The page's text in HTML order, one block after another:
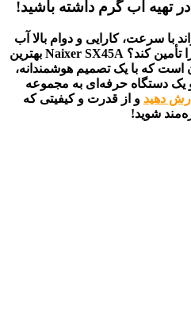
تهیه آب گرم داشته باشید!
با سرعت، کارایی و دوام بالا آب
گرم مورد نیاز کسب‌وکار شما را تأمین کند؟ Naixer SX45A بهترین
که با یک تصمیم هوشمندانه،
یک دستگاه حرفه‌ای به مجموعه
دهید و از قدرت و کیفیتی که
شوید!